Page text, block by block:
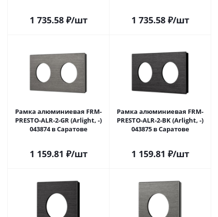
1 735.58₽/шт 1 735.58₽/шт
Рамка алюминиевая FRM-
PRESTO-ALR-2-GR (Arlight, -)
043874 в Саратове
1 159.81 ₽/шт
Рамка алюминиевая FRM-
PRESTO-ALR-2-BK (Arlight, -)
043875 в Саратове
1 159.81 ₽/шт